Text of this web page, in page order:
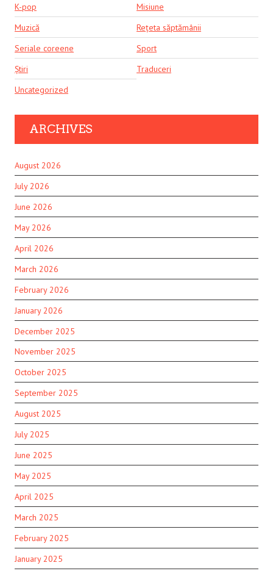
K-pop
Misiune
Muzică
Rețeta săptămânii
Seriale coreene
Sport
Știri
Traduceri
Uncategorized
ARCHIVES
August 2026
July 2026
June 2026
May 2026
April 2026
March 2026
February 2026
January 2026
December 2025
November 2025
October 2025
September 2025
August 2025
July 2025
June 2025
May 2025
April 2025
March 2025
February 2025
January 2025